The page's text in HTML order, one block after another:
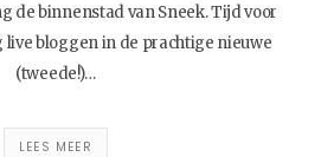
de binnenstad van Sneek. Tijd voor
bloggen in de prachtige nieuwe
(tweede!)…
LEES MEER